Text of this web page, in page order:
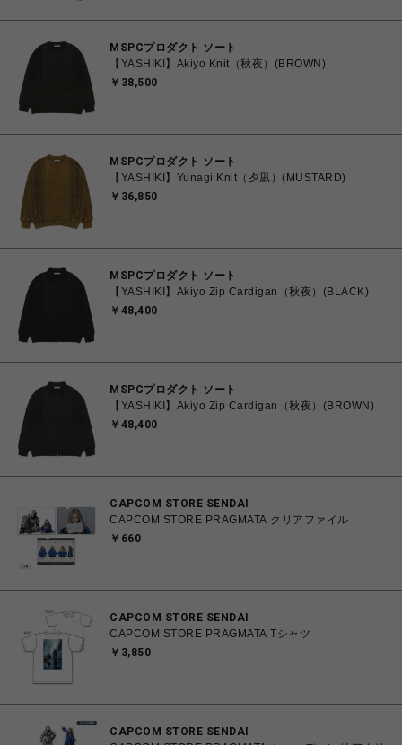
MSPCプロダクト ソート
【YASHIKI】Akiyo Knit（秋夜）(BROWN)
￥38,500
MSPCプロダクト ソート
【YASHIKI】Yunagi Knit（夕凪）(MUSTARD)
￥36,850
MSPCプロダクト ソート
【YASHIKI】Akiyo Zip Cardigan（秋夜）(BLACK)
￥48,400
MSPCプロダクト ソート
【YASHIKI】Akiyo Zip Cardigan（秋夜）(BROWN)
￥48,400
CAPCOM STORE SENDAI
CAPCOM STORE PRAGMATA クリアファイル
￥660
CAPCOM STORE SENDAI
CAPCOM STORE PRAGMATA Tシャツ
￥3,850
CAPCOM STORE SENDAI